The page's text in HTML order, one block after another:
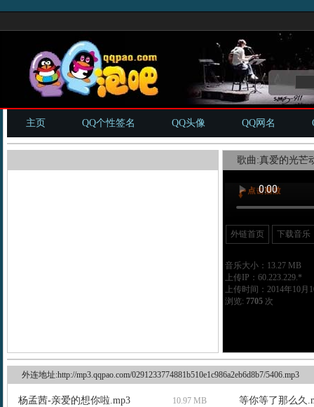
主页 QQ个性签名 QQ头像 QQ网名
歌曲:真爱的光芒
外链首页 下载音乐
音乐大小：13.27 MB
上传IP：60.223.229.*
上传时间：2014年10月
浏览: 7705次
外连地址:http://mp3.qqpao.com/0291233774881b510e1c986a2eb6d8b7/5406.mp3
杨孟茜-亲爱的想你啦.mp3 10.97 MB
等你等了那么久